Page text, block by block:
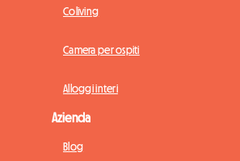
Coliving
Camera per ospiti
Alloggi interi
Azienda
Blog